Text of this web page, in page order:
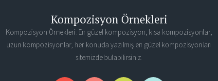
Kompozisyon Örnekleri
Kompozisyon Örnekleri. En güzel kompozisyon, kısa kompozisyonlar,
uzun kompozisyonlar, her konuda yazılmış en güzel kompozisyonları
sitemizde bulabilirsiniz.